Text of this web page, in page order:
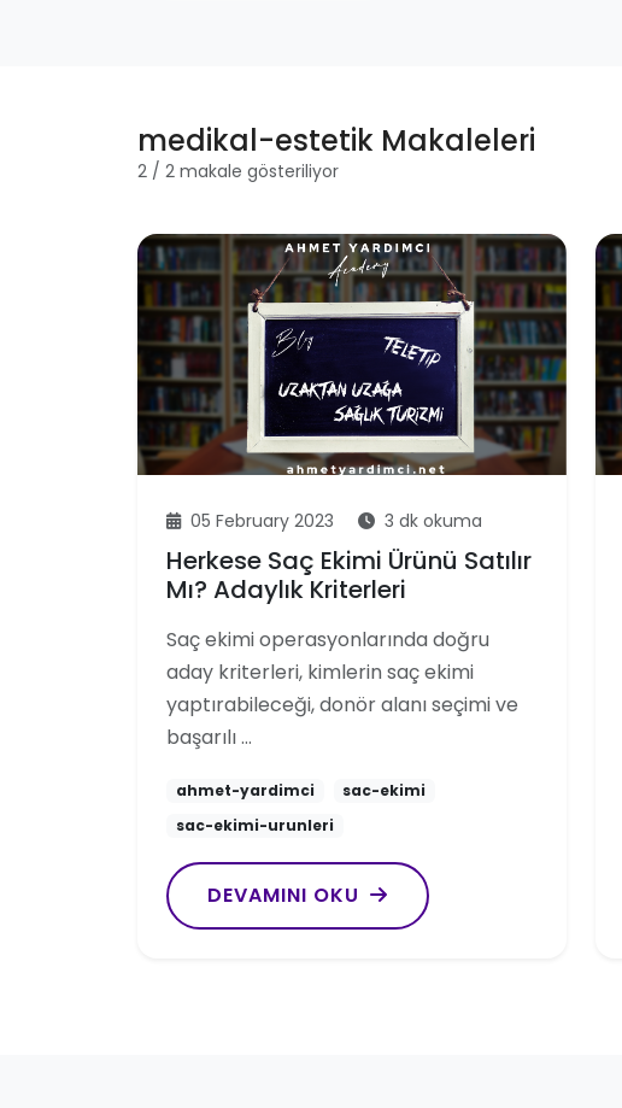
medikal-estetik Makaleleri
2 / 2 makale gösteriliyor
05 February 2023 3 dk okuma
Herkese Saç Ekimi Ürünü Satılır
Mı? Adaylık Kriterleri
Saç ekimi operasyonlarında doğru
aday kriterleri, kimlerin saç ekimi
yaptırabileceği, donör alanı seçimi ve
başarılı …
ahmet-yardimci
sac-ekimi
sac-ekimi-urunleri
DEVAMINI OKU